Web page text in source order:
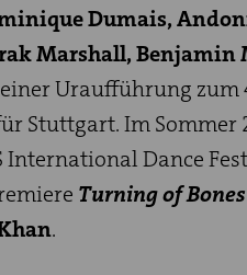
Dumais,
Marshall,
Uraufführung zum
Stuttgart. Im Sommer
International Dance
Turning of Bones
.